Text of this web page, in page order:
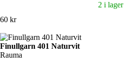
2 i lager
60 kr
Finullgarn 401 Naturvit
Rauma